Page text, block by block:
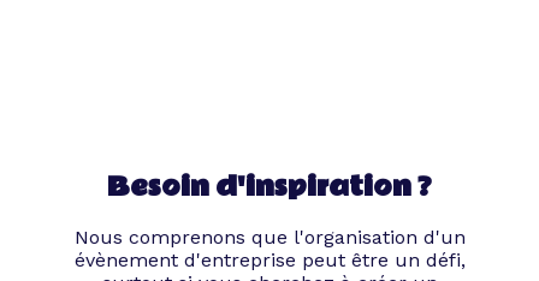
soirée d’entreprise
réussie ?
Besoin d'inspiration ?
Nous comprenons que l'organisation d'un
évènement d'entreprise peut être un défi,